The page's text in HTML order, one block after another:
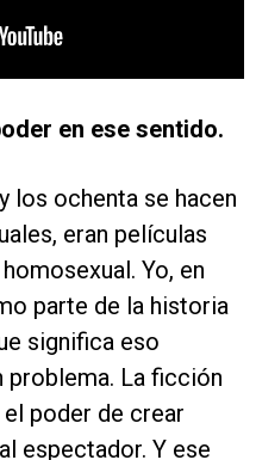
en ese sentido.
los ochenta se hacen
eran películas
Yo, en
parte de la historia
significa eso
problema. La ficción
poder de crear
espectador. Y ese